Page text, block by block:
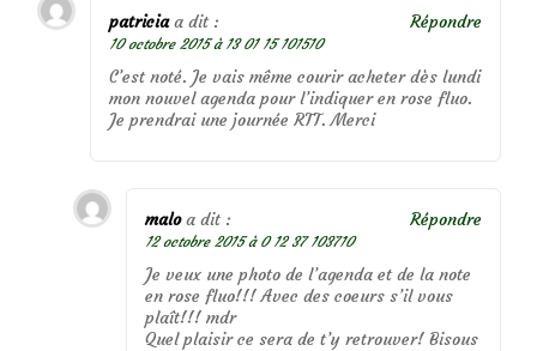
patricia a dit :
10 octobre 2015 à 13 01 15 101510
C’est noté. Je vais même courir acheter dès lundi
mon nouvel agenda pour l’indiquer en rose fluo.
Je prendrai une journée RTT. Merci
Répondre
malo a dit :
12 octobre 2015 à 0 12 37 103710
Je veux une photo de l’agenda et de la note
en rose fluo!!! Avec des coeurs s’il vous
plaît!!! mdr
Quel plaisir ce sera de t’y retrouver! Bisous
Répondre